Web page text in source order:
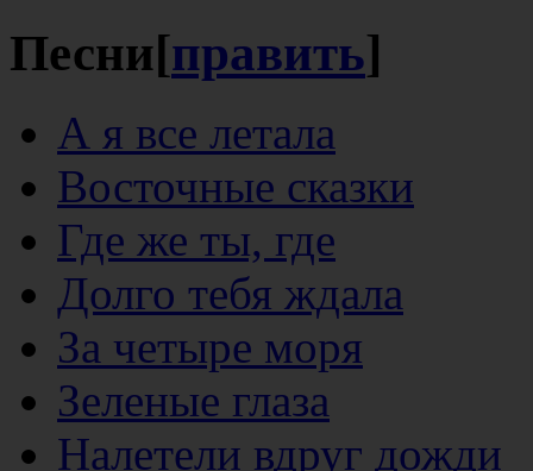
Песни[править]
А я все летала
Восточные сказки
Где же ты, где
Долго тебя ждала
За четыре моря
Зеленые глаза
Налетели вдруг дожди